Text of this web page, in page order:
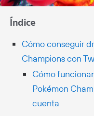
Índice
Cómo conseguir
Champions con
Cómo
Pokémon
cuenta